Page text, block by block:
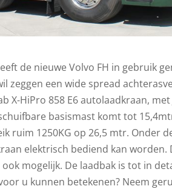
de nieuwe Volvo FH in gebruik
zeggen een wide spread
HiPro 858 E6 autolaadkraan, met
basismast komt tot
ruim 1250KG op 26,5 mtr. Onder
elektrisch bediend kan worden.
mogelijk. De laadbak is tot in
u kunnen betekenen? Neem